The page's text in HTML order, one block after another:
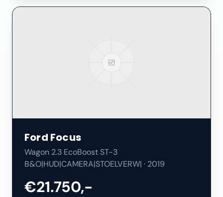
Ford Focus
Wagon 2.3 EcoBoost ST-3
B&O|HUD|CAMERA|STOELVERW| · 2019
€21.750,-